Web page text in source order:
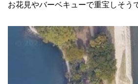
お花見やバーベキューで重宝しそう